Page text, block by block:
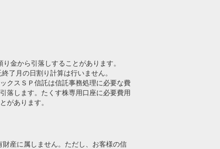
金から引落しすることがあります。
了月の日割り計算は行いません。
クスＳＰ信託は信託事務処理に必要な費
落します。たくす株専用口座に必要費用
があります。
産に属しません。ただし、お客様の信